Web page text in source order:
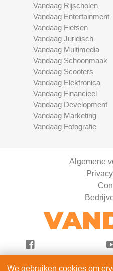
Vandaag Rijscholen
Vandaag Entertainment
Vandaag Fietsen
Vandaag Juridisch
Vandaag Multimedia
Vandaag Schoonmaak
Vandaag Scooters
Vandaag Elektronica
Vandaag Financieel
Vandaag Development
Vandaag Marketing
Vandaag Fotografie
Algemene
We gebruiken cookies om